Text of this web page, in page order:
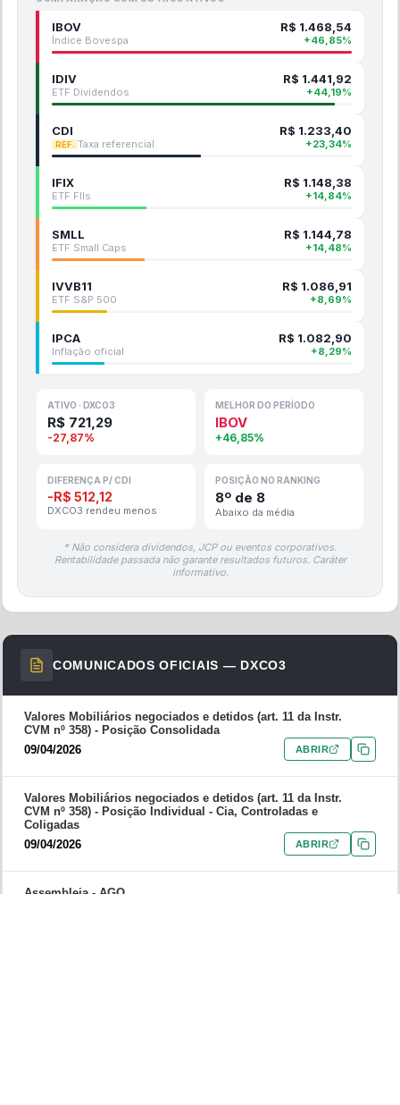
IBOV
Índice Bovespa
R$ 1.468,54
+46,85%
IDIV
ETF Dividendos
R$ 1.441,92
+44,19%
CDI
REF. Taxa referencial
R$ 1.233,40
+23,34%
IFIX
ETF FIIs
R$ 1.148,38
+14,84%
SMLL
ETF Small Caps
R$ 1.144,78
+14,48%
IVVB11
ETF S&P 500
R$ 1.086,91
+8,69%
IPCA
Inflação oficial
R$ 1.082,90
+8,29%
ATIVO · DXCO3
R$ 721,29
-27,87%
MELHOR DO PERÍODO
IBOV
+46,85%
DIFERENÇA P/ CDI
-R$ 512,12
DXCO3 rendeu menos
POSIÇÃO NO RANKING
8º de 8
Abaixo da média
* Não considera dividendos, JCP ou eventos corporativos.
Rentabilidade passada não garante resultados futuros. Caráter
informativo.
COMUNICADOS OFICIAIS — DXCO3
Valores Mobiliários negociados e detidos (art. 11 da Instr.
CVM nº 358) - Posição Consolidada
09/04/2026
ABRIR
Valores Mobiliários negociados e detidos (art. 11 da Instr.
CVM nº 358) - Posição Individual - Cia, Controladas e
Coligadas
09/04/2026
ABRIR
Assembleia - AGO